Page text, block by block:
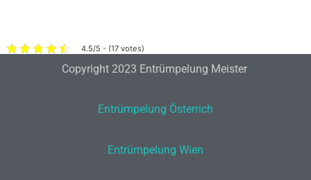
4.5/5 - (17 votes)
Copyright 2023 Entrümpelung Meister
Entrümpelung Österrich
Entrümpelung Wien